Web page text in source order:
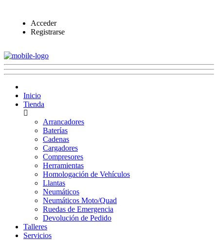
Acceder
Registrarse
Inicio
Tienda
Arrancadores
Baterías
Cadenas
Cargadores
Compresores
Herramientas
Homologación de Vehículos
Llantas
Neumáticos
Neumáticos Moto/Quad
Ruedas de Emergencia
Devolución de Pedido
Talleres
Servicios